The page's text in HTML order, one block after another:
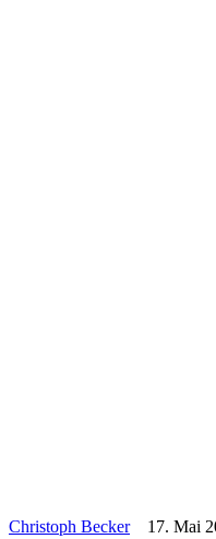
Christoph Becker17. Mai